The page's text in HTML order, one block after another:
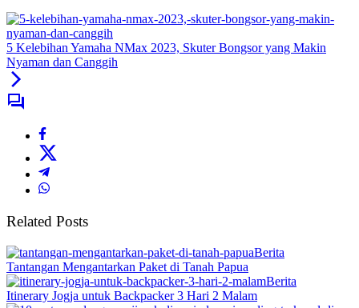
5 Kelebihan Yamaha NMax 2023, Skuter Bongsor yang Makin
Nyaman dan Canggih
Related Posts
Berita
Tantangan Mengantarkan Paket di Tanah Papua
Berita
Itinerary Jogja untuk Backpacker 3 Hari 2 Malam